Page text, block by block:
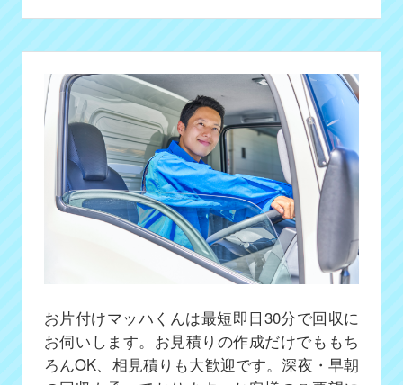
お片付けマッハくんは最短即日30分で回収に
お伺いします。お見積りの作成だけでももち
ろんOK、相見積りも大歓迎です。深夜・早朝